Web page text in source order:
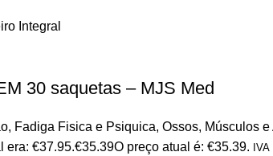
30 saquetas – MJS Med
, Fadiga Fisica e Psiquica, Ossos, Músculos
era: €37.95.€35.39O preço atual é: €35.39.